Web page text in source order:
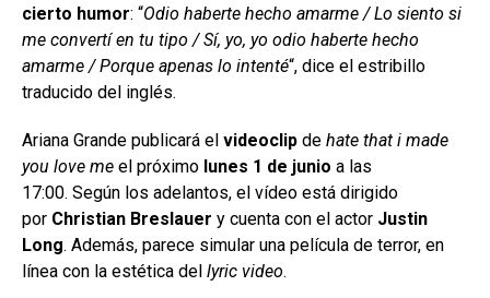
cierto humor: “Odio haberte hecho amarme / Lo siento si
me convertí en tu tipo / Sí, yo, yo odio haberte hecho
amarme / Porque apenas lo intenté“, dice el estribillo
traducido del inglés.
Ariana Grande publicará el videoclip de hate that i made
you love me el próximo lunes 1 de junio a las
17:00. Según los adelantos, el vídeo está dirigido
por Christian Breslauer y cuenta con el actor Justin
Long. Además, parece simular una película de terror, en
línea con la estética del lyric video.